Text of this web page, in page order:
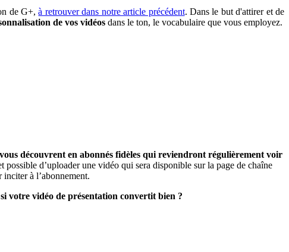
de G+,à retrouver dans notre article précédent. Dans le but d'attirer et de
de vos vidéos dans le ton, le vocabulaire que vous employez.
découvrent en abonnés fidèles qui reviendront régulièrement voir
d’uploader une vidéo qui sera disponible sur la page de chaîne
à l’abonnement.
votre vidéo de présentation convertit bien ?